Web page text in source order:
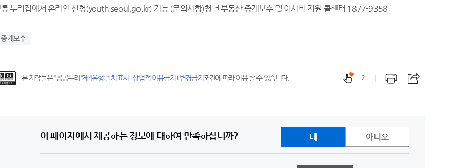
중개보수
2
본 저작물은 "공공누리"제4유형:출처표시+상업적 이용금지+변경금지조건에 따라 이용 할 수 있습니다.
이 페이지에서 제공하는 정보에 대하여 만족하십니까? 네 아니오